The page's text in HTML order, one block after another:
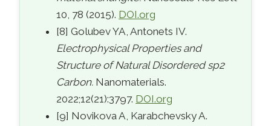
10, 78 (2015). DOI.org
[8] Golubev YA, Antonets IV.
Electrophysical Properties and
Structure of Natural Disordered sp2
Carbon. Nanomaterials.
2022;12(21):3797. DOI.org
[9] Novikova A, Karabchevsky A.